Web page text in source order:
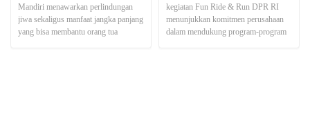
Mandiri menawarkan perlindungan
jiwa sekaligus manfaat jangka panjang
yang bisa membantu orang tua
kegiatan Fun Ride & Run DPR RI
menunjukkan komitmen perusahaan
dalam mendukung program-program